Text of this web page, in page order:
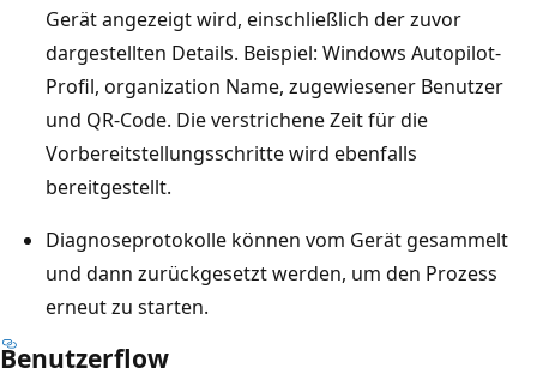
Gerät angezeigt wird, einschließlich der zuvor
dargestellten Details. Beispiel: Windows Autopilot-
Profil, organization Name, zugewiesener Benutzer
und QR-Code. Die verstrichene Zeit für die
Vorbereitstellungsschritte wird ebenfalls
bereitgestellt.
Diagnoseprotokolle können vom Gerät gesammelt
und dann zurückgesetzt werden, um den Prozess
erneut zu starten.
Benutzerflow